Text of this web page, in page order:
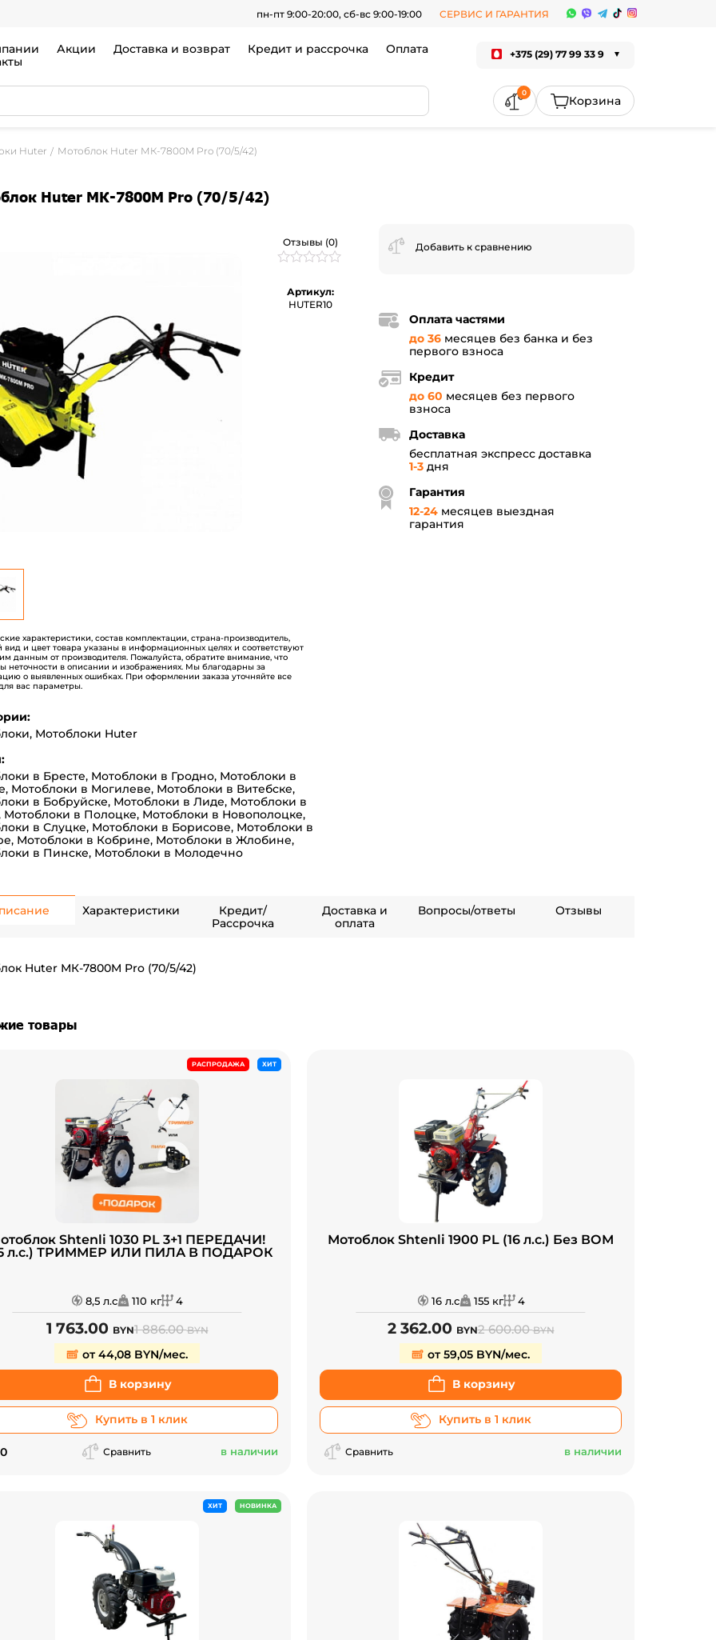
пн-пт 9:00-20:00, сб-вс 9:00-19:00 СЕРВИС И ГАРАНТИЯ
Акции Доставка и возврат Кредит и рассрочка
Оплата
+375 (29) 77 99 33 9
0
Huter Мотоблок Huter МК-7800M Pro (70/5/42)
Huter МК-7800M Pro (70/5/42)
Отзывы (0)
Артикул:
HUTER10
характеристики, состав комплектации, страна-производитель,
и цвет товара указаны в информационных целях и соответствуют
данным от производителя. Пожалуйста, обратите внимание, что
неточности в описании и изображениях. Мы благодарны за
о выявленных ошибках. При оформлении заказа уточняйте все
вас параметры.
, Мотоблоки Huter
в Бресте, Мотоблоки в Гродно, Мотоблоки в
, Мотоблоки в Могилеве, Мотоблоки в Витебске,
в Бобруйске, Мотоблоки в Лиде, Мотоблоки в
Мотоблоки в Полоцке, Мотоблоки в Новополоцке,
в Слуцке, Мотоблоки в Борисове, Мотоблоки в
, Мотоблоки в Кобрине, Мотоблоки в Жлобине,
в Пинске, Мотоблоки в Молодечно
Добавить к сравнению
Оплата частями
до 36 месяцев без банка и без
первого взноса
Кредит
до 60 месяцев без первого
взноса
Доставка
бесплатная экспресс доставка
1-3 дня
Гарантия
12-24 месяцев выездная
гарантия
Характеристики
Кредит/
Рассрочка
Доставка и
оплата
Вопросы/ответы Отзывы
Huter МК-7800M Pro (70/5/42)
товары
РАСПРОДАЖА ХИТ
Shtenli 1030 PL 3+1 ПЕРЕДАЧИ!
л.с.) ТРИММЕР ИЛИ ПИЛА В ПОДАРОК
8,5 л.с 110 кг 4
1 763.00 BYN1 886.00BYN
от 44,08 BYN/мес.
В корзину
Купить в 1 клик
Сравнить в наличии
Мотоблок Shtenli 1900 PL (16 л.с.) Без ВОМ
16 л.с 155 кг 4
2 362.00 BYN2 600.00BYN
от 59,05 BYN/мес.
В корзину
Купить в 1 клик
Сравнить в наличии
ХИТ НОВИНКА